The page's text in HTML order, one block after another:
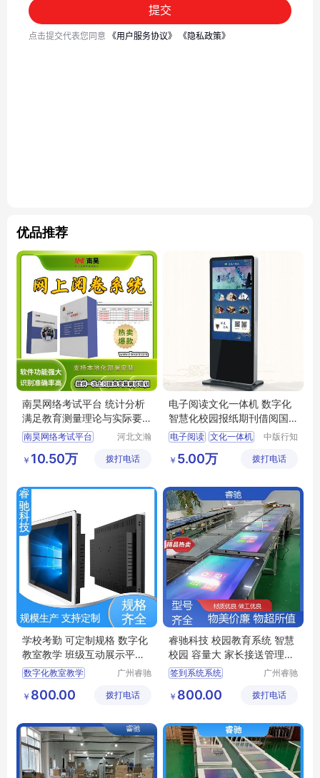
优品推荐
南昊网络考试平台 统计分析
满足教育测量理论与实际要
求
南昊网络考试平台
评卷管理系统
初中电脑阅卷
河北文瀚
技发展有
￥ 10.50万 拨打电话
电子阅读文化一体机 数字化
智慧化校园报纸期刊借阅国
学经典教育
电子阅读 文化一体机
国学经典
中版行知
数字传媒
￥ 5.00万 拨打电话
学校考勤 可定制规格 数字化
教室教学 班级互动展示平台
睿驰科技
数字化教室教学
刷卡考勤系统
智能测温班级班牌
广州睿驰
公司
￥ 800.00 拨打电话
睿驰科技 校园教育系统 智慧
校园 容量大 家长接送管理平
台
签到系统系统
班级互动展示平台
自助测温系统
广州睿驰
公司
￥ 800.00 拨打电话